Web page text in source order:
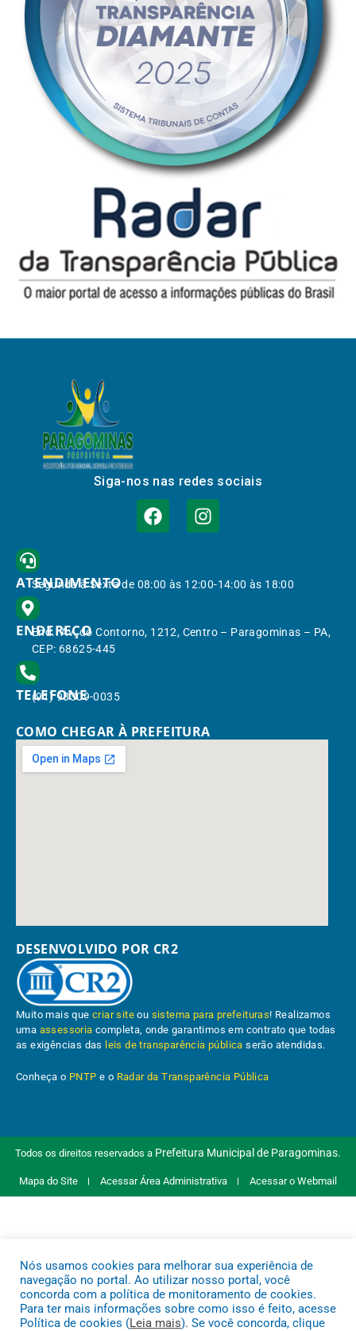
Siga-nos nas redes sociais
ATENDIMENTO
Segunda à Sexta de 08:00 às 12:00-14:00 às 18:00
ENDEREÇO
End.: Av. do Contorno, 1212, Centro – Paragominas – PA,
CEP: 68625-445
TELEFONE
(91) 98309-0035
COMO CHEGAR À PREFEITURA
DESENVOLVIDO POR CR2
Muito mais quecriar site ou sistema para prefeituras! Realizamos
uma assessoria completa, onde garantimos em contrato que todas
as exigências das leis de transparência pública serão atendidas.
Conheça o PNTP e o Radar da Transparência Pública
Todos os direitos reservados a Prefeitura Municipal de Paragominas.
Mapa do Site Acessar Área Administrativa Acessar o Webmail
Nós usamos cookies para melhorar sua experiência de
navegação no portal. Ao utilizar nosso portal, você
concorda com a política de monitoramento de cookies.
Para ter mais informações sobre como isso é feito, acesse
Política de cookies (Leia mais). Se você concorda, clique